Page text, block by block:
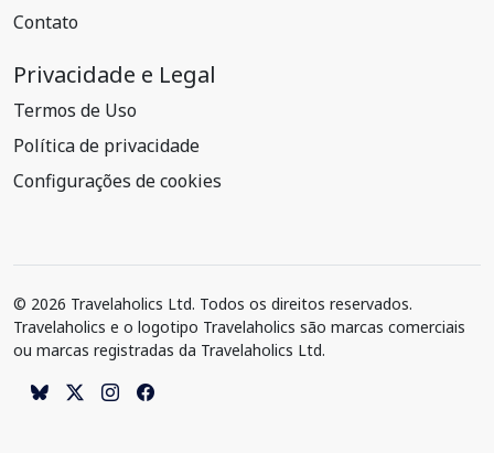
Contato
Privacidade e Legal
Termos de Uso
Política de privacidade
Configurações de cookies
© 2026 Travelaholics Ltd. Todos os direitos reservados.
Travelaholics e o logotipo Travelaholics são marcas comerciais
ou marcas registradas da Travelaholics Ltd.